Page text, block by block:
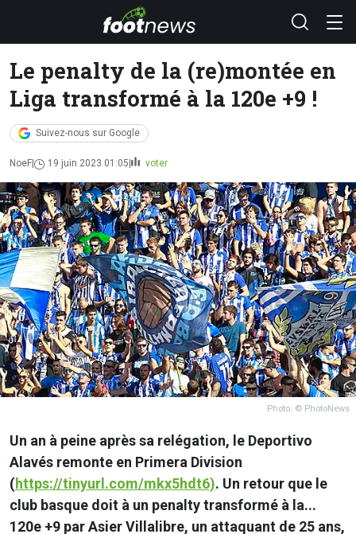
Le penalty de la (re)montée en
Liga transformé à la 120e +9 !
Suivez-nous sur Google
NoeF 19 juin 2023 01:05 voter
Photo: © PhotoNews
Un an à peine après sa relégation, le Deportivo
Alavés remonte en Primera Division
(https://tinyurl.com/mkx5hdt6). Un retour que le
club basque doit à un penalty transformé à la...
120e +9 par Asier Villalibre, un attaquant de 25 ans,